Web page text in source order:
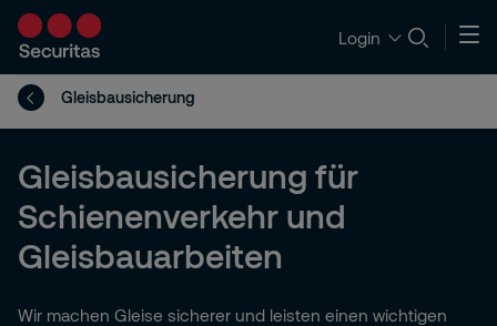
Login
Gleisbausicherung
Gleisbausicherung für
Schienenverkehr und
Gleisbauarbeiten
Wir machen Gleise sicherer und leisten einen wichtigen